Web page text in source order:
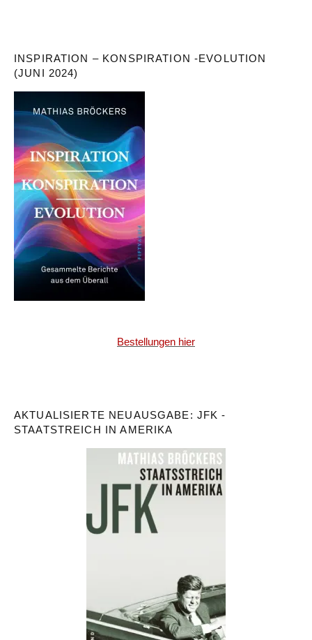
INSPIRATION – KONSPIRATION -EVOLUTION
(JUNI 2024)
Bestellungen hier
AKTUALISIERTE NEUAUSGABE: JFK -
STAATSTREICH IN AMERIKA